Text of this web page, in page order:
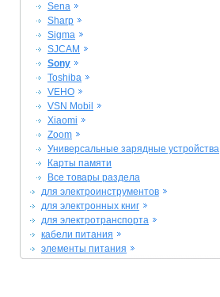
Sena
Sharp
Sigma
SJCAM
Sony
Toshiba
VEHO
VSN Mobil
Xiaomi
Zoom
Универсальные зарядные устройства
Карты памяти
Все товары раздела
для электроинструментов
для электронных книг
для электротранспорта
кабели питания
элементы питания